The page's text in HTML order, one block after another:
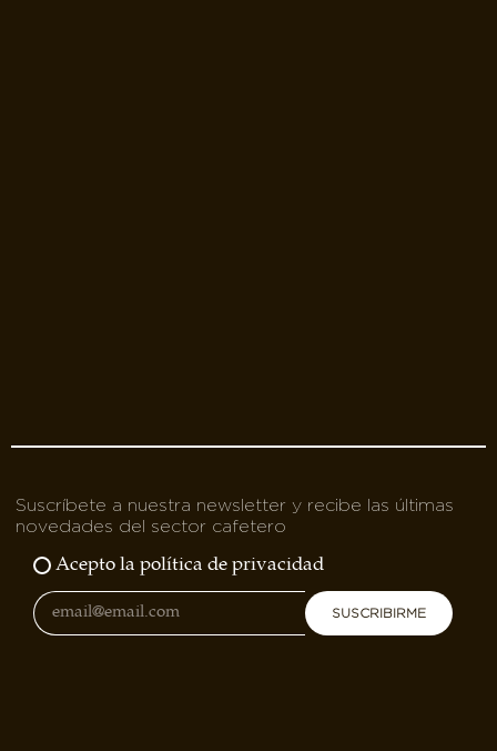
Suscríbete a nuestra newsletter y recibe las últimas
novedades del sector cafetero
Acepto la política de privacidad
SUSCRIBIRME